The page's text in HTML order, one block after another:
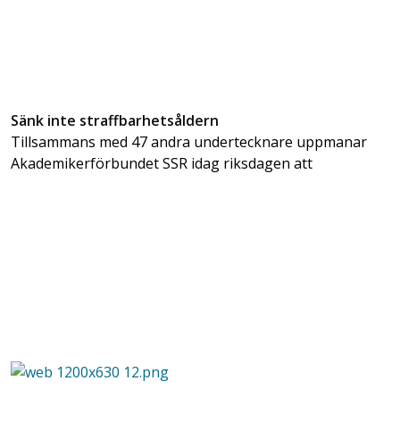
Sänk inte straffbarhetsåldern
Tillsammans med 47 andra undertecknare uppmanar
Akademikerförbundet SSR idag riksdagen att